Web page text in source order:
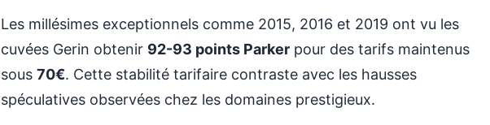
Les millésimes exceptionnels comme 2015, 2016 et 2019 ont vu les
cuvées Gerin obtenir 92-93 points Parker pour des tarifs maintenus
sous 70€. Cette stabilité tarifaire contraste avec les hausses
spéculatives observées chez les domaines prestigieux.